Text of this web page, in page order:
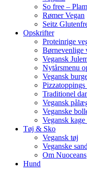
So free –
Rømer Vegan
Seitz
Opskrifter
Proteinrige
Børnevenlige
Vegansk
Nytårsmenu
Vegansk
Traditionel
Vegansk
Veganske
Vegansk
Tøj & Sko
Vegansk tøj
Veganske
Om Nuoceans
Hund